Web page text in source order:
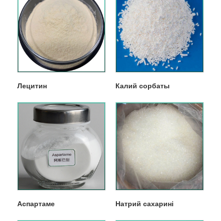
Лецитин Калий сорбаты
Аспартаме Натрий сахарині